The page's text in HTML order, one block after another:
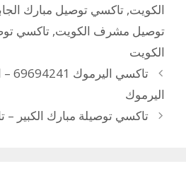
الكويت, تاكسي توصيل مبارك
توصيل مشرف الكويت, تاكسي
الكويت
اليرموك
تاكسي توصيلة مبارك الكبير